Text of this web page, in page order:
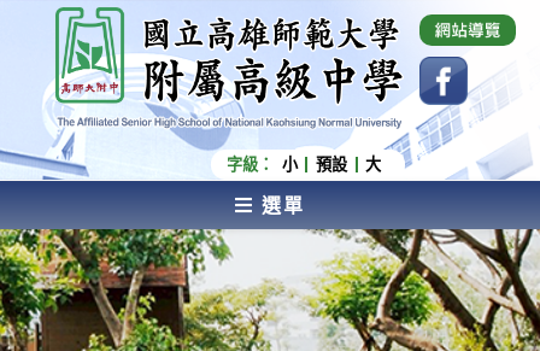
內
容
國立高雄師範大學附屬高級中學 Affiliated Senior
High School of National Kaohsiung Normal
University
字級： 小 預設 大
選單
AFFILIATED SENIOR HIGH SCHOOL OF NATIONAL
KAOHSIUNG NORMAL UNIVERSITY